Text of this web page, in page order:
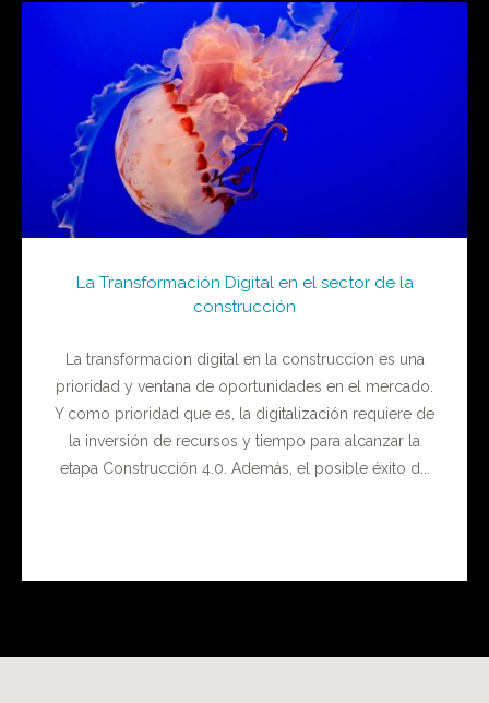
La Transformación Digital en el sector de la
construcción
La transformacion digital en la construccion es una
prioridad y ventana de oportunidades en el mercado.
Y como prioridad que es, la digitalización requiere de
la inversión de recursos y tiempo para alcanzar la
etapa Construcción 4.0. Además, el posible éxito d...